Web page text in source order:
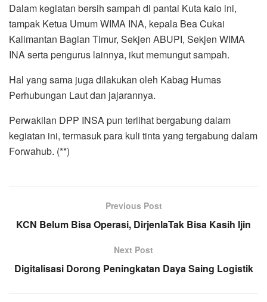
Dalam kegiatan bersih sampah di pantai Kuta kalo ini,
tampak Ketua Umum WIMA INA, kepala Bea Cukai
Kalimantan Bagian Timur, Sekjen ABUPI, Sekjen WIMA
INA serta pengurus lainnya, ikut memungut sampah.
Hal yang sama juga dilakukan oleh Kabag Humas
Perhubungan Laut dan jajarannya.
Perwakilan DPP INSA pun terlihat bergabung dalam
kegiatan ini, termasuk para kuli tinta yang tergabung dalam
Forwahub. (**)
Previous Post
KCN Belum Bisa Operasi, DirjenlaTak Bisa Kasih Ijin
Next Post
Digitalisasi Dorong Peningkatan Daya Saing Logistik